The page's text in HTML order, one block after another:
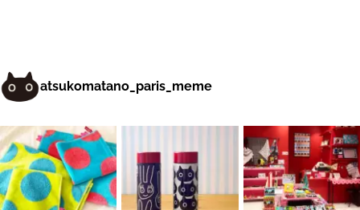
atsukomatano_paris_meme